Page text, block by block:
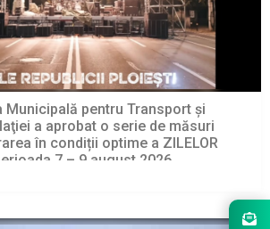
Municipală pentru Transport şi
a aprobat o serie de măsuri
în condiții optime a ZILELOR
7 – 9 august 2026